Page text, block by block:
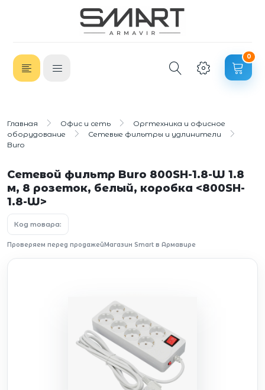
0
Главная Офис и сеть
Оргтехника и офисное
оборудование
Сетевые фильтры и удлинители
Buro
Сетевой фильтр Buro 800SH-1.8-W 1.8
м, 8 розеток, белый, коробка <800SH-
1.8-W>
Код товара:
Проверяем перед продажейМагазин Smart в Армавире